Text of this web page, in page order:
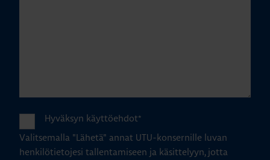
Hyväksyn käyttöehdot*
Valitsemalla "Lähetä" annat UTU-konsernille luvan
henkilötietojesi tallentamiseen ja käsittelyyn, jotta